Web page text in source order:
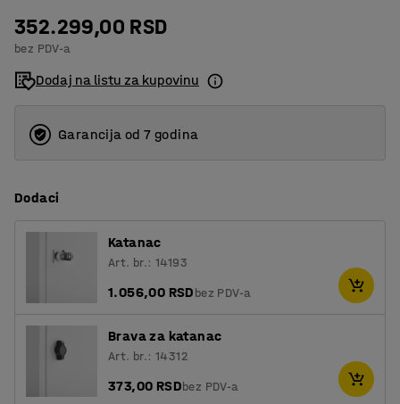
20
30
352.299,00 RSD
bez PDV-a
Dodaj na listu za kupovinu
Garancija od 7 godina
Dodaci
Katanac
Art. br.: 14193
1.056,00 RSDbez PDV-a
Brava za katanac
Art. br.: 14312
373,00 RSDbez PDV-a